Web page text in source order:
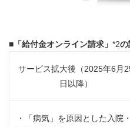
■ 「給付金オンライン請求」 *2の
サービス拡大後（2025年6月
日以降）
・「病気」を原因とした入院・